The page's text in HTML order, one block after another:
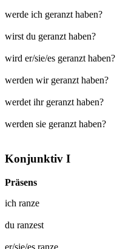
werde ich geranzt haben?
wirst du geranzt haben?
wird er/sie/es geranzt haben?
werden wir geranzt haben?
werdet ihr geranzt haben?
werden sie geranzt haben?
Konjunktiv I
Präsens
ich ranze
du ranzest
er/sie/es ranze